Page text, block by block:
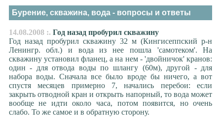
Бурение, скважина, вода - вопросы и ответы
14.08.2008 :. Год назад пробурил скважину
Год назад пробурил скважину 32 м (Кингисеппский р-н
Ленингр. обл.) и вода из нее пошла 'самотеком'. На
скважину установил фланец, а на нем - 'двойничок' кранов:
один - для отвода воды по шлангу (60м), другой - для
набора воды. Сначала все было вроде бы ничего, а вот
спустя месяцев примерно 7, начались перебои: если
закрыть отводной кран и открыть напорный, то вода может
вообще не идти около часа, потом появится, но очень
слабо. То же самое и в обратную сторону.